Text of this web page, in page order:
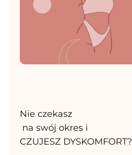
Nie czekasz
na swój okres i
CZUJESZ DYSKOMFORT?